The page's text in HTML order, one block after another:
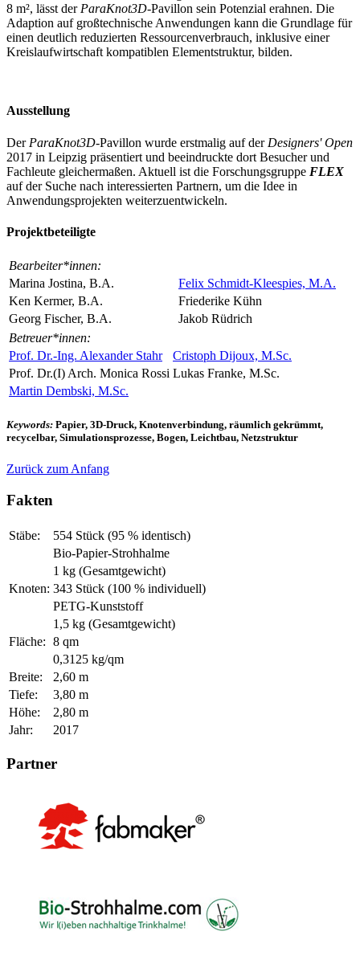
8 m², lässt der ParaKnot3D-Pavillon sein Potenzial erahnen. Die
Adaption auf großtechnische Anwendungen kann die Grundlage für
einen deutlich reduzierten Ressourcenverbrauch, inklusive einer
Kreislaufwirtschaft kompatiblen Elementstruktur, bilden.
Ausstellung
Der ParaKnot3D-Pavillon wurde erstmalig auf der Designers' Open
2017 in Leipzig präsentiert und beeindruckte dort Besucher und
Fachleute gleichermaßen. Aktuell ist die Forschungsgruppe FLEX
auf der Suche nach interessierten Partnern, um die Idee in
Anwendungsprojekten weiterzuentwickeln.
Projektbeteiligte
Bearbeiter*innen:
Marina Jostina, B.A.
Felix Schmidt-Kleespies, M.A.
Ken Kermer, B.A.
Friederike Kühn
Georg Fischer, B.A.
Jakob Rüdrich
Betreuer*innen:
Prof. Dr.-Ing. Alexander Stahr
Cristoph Dijoux, M.Sc.
Prof. Dr.(I) Arch. Monica Rossi Lukas Franke, M.Sc.
Martin Dembski, M.Sc.
Keywords: Papier, 3D-Druck, Knotenverbindung, räumlich gekrümmt,
recycelbar, Simulationsprozesse, Bogen, Leichtbau, Netzstruktur
Zurück zum Anfang
Fakten
Stäbe:
554 Stück (95 % identisch)
Bio-Papier-Strohhalme
1 kg (Gesamtgewicht)
Knoten: 343 Stück (100 % individuell)
PETG-Kunststoff
1,5 kg (Gesamtgewicht)
Fläche: 8 qm
0,3125 kg/qm
Breite:
2,60 m
Tiefe:
3,80 m
Höhe:
2,80 m
Jahr:
2017
Partner